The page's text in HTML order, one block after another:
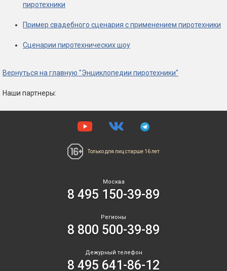
пиротехники
Пример свадебного сценария с применением пиротехники
Сценарии пиротехнических шоу
Вернуться на главную "Энциклопедии пиротехники"
Наши партнеры:
Только для лицстарше 16 лет
Москва
8 495 150-39-89
Регионы
8 800 500-39-89
Дежурный телефон
8 495 641-86-12